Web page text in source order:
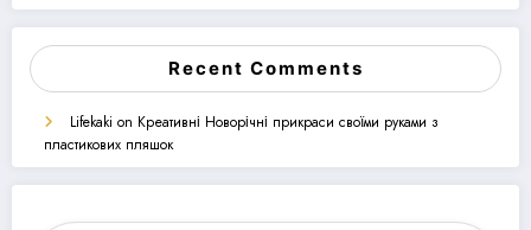
Recent Comments
Lifekaki on Креативні Новорічні прикраси своїми руками з
пластикових пляшок